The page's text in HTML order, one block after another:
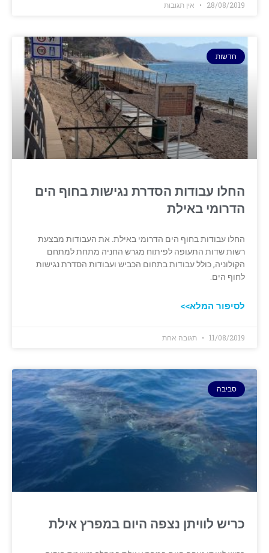
28/08/2019 אין תגובות
חדשות
החלו עבודות הסדרת נגישות בחוף הים
הדרומי באילת
החלו עבודות בחוף הים הדרומי באילת. את העבודות מבצעת
רשות שדות התעופה לפיתוח מגרש החניה מתחת למתחם
הקולוניה, כולל עבודות בתחום הכביש ועבודות הסדרת נגישות
לחוף הים.
לסיפור המלא>>
11/08/2019 תגובה אחת
סביבה
כריש לוויתן נצפה היום במפרץ אילת